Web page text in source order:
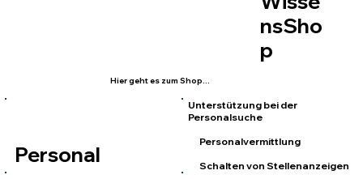
nsSho
p
Personal
Unterstützung bei der
Personalsuche
Personalvermittlung
Schalten von Stellenanzeigen
Hier geht es zum Shop...